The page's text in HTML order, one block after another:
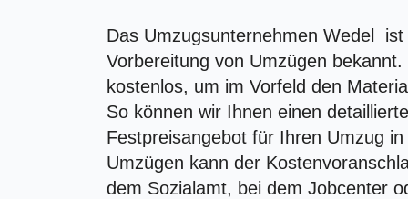
Das Umzugsunternehmen Wedel
Vorbereitung von Umzügen
kostenlos, um im Vorfeld den
So können wir Ihnen einen
Festpreisangebot für Ihren Umzug
Umzügen kann der
dem Sozialamt, bei dem Jobcenter